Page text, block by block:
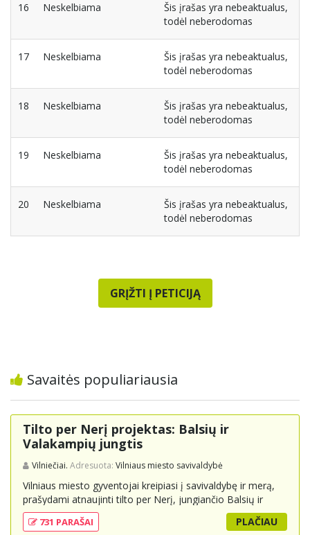
16 Neskelbiama
Šis įrašas yra nebeaktualus,
todėl neberodomas
17 Neskelbiama
Šis įrašas yra nebeaktualus,
todėl neberodomas
18 Neskelbiama
Šis įrašas yra nebeaktualus,
todėl neberodomas
19 Neskelbiama
Šis įrašas yra nebeaktualus,
todėl neberodomas
20 Neskelbiama
Šis įrašas yra nebeaktualus,
todėl neberodomas
GRĮŽTI Į PETICIJĄ
Savaitės populiariausia
Tilto per Nerį projektas: Balsių ir
Valakampių jungtis
Vilniečiai. Adresuota: Vilniaus miesto savivaldybė
Vilniaus miesto gyventojai kreipiasi į savivaldybę ir merą,
prašydami atnaujinti tilto per Nerį, jungiančio Balsių ir
Valakampių kryptis, projektą ir įtraukti jį į miesto
strateginius susisiekimo planus. Šis tiltas ne tik padėtų
731 PARAŠAI PLAČIAU